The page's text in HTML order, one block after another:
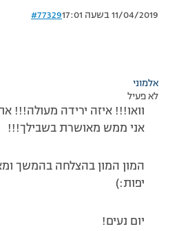
11/04/2019 בשעה 17:01 #77329
אלמוני
לא פעיל
וואו!!! איזה ירידה מעולה!!!
אני ממש מאושרת בשבילך!!!
המון המון בהצלחה בהמשך
יפות:)
יום נעים!